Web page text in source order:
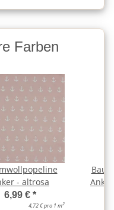
Farben
- altrosa
6,99 € *
4,72 € pro 1 m2